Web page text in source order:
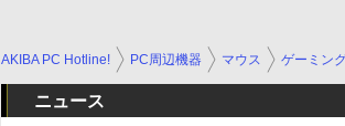
AKIBA PC Hotline! PC周辺機器 マウス ゲーミン
ニュース